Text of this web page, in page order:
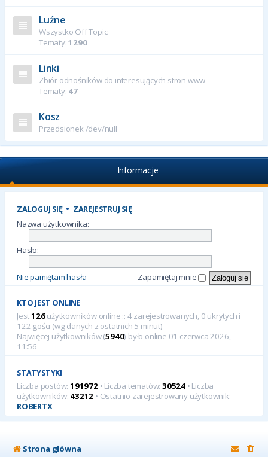
Luźne
Wszystko Off Topic
Tematy:1290
Linki
Zbiór odnośników do interesujących stron www
Tematy: 47
Kosz
Przedsionek /dev/null
Informacje
ZALOGUJ SIĘ• ZAREJESTRUJ SIĘ
Nazwa użytkownika:
Hasło:
Nie pamiętam hasła Zapamiętaj mnie
KTO JEST ONLINE
Jest126użytkowników online :: 4 zarejestrowanych, 0 ukrytych i
122 gości (wg danych z ostatnich 5 minut)
Najwięcej użytkowników (5940) było online 01 czerwca 2026,
11:56
STATYSTYKI
Liczba postów: 191972• Liczba tematów:30524 • Liczba
użytkowników: 43212 • Ostatnio zarejestrowany użytkownik:
ROBERTX
Strona główna